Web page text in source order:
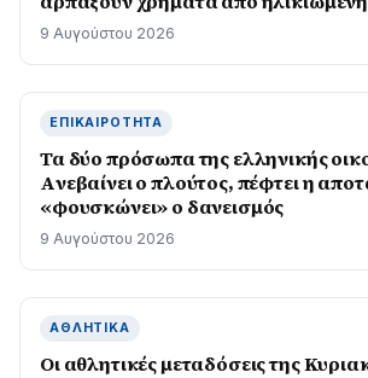
9 Αυγούστου 2026
ΕΠΙΚΑΙΡΌΤΗΤΑ
Τα δύο πρόσωπα της ελληνικής
Aνεβαίνει ο πλούτος, πέφτει η
«φουσκώνει» ο δανεισμός
9 Αυγούστου 2026
ΑΘΛΗΤΙΚΆ
Οι αθλητικές μεταδόσεις της